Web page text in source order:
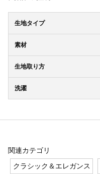
生地タイプ
素材
生地取り方
洗濯
関連カテゴリ
クラシック＆エレガンス